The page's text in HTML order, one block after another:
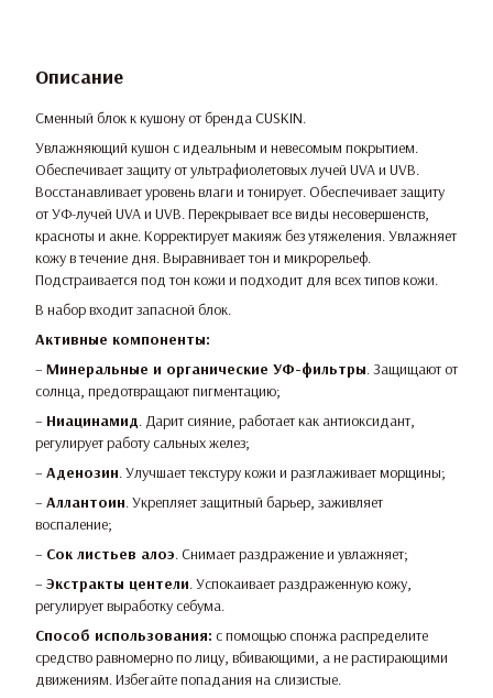
Описание
Сменный блок к кушону от бренда CUSKIN.
Увлажняющий кушон с идеальным и невесомым покрытием.
Обеспечивает защиту от ультрафиолетовых лучей UVA и UVB.
Восстанавливает уровень влаги и тонирует. Обеспечивает защиту
от УФ-лучей UVA и UVB. Перекрывает все виды несовершенств,
красноты и акне. Корректирует макияж без утяжеления. Увлажняет
кожу в течение дня. Выравнивает тон и микрорельеф.
Подстраивается под тон кожи и подходит для всех типов кожи.
В набор входит запасной блок.
Активные компоненты:
– Минеральные и органические УФ-фильтры. Защищают от
солнца, предотвращают пигментацию;
– Ниацинамид. Дарит сияние, работает как антиоксидант,
регулирует работу сальных желез;
– Аденозин. Улучшает текстуру кожи и разглаживает морщины;
– Аллантоин. Укрепляет защитный барьер, заживляет
воспаление;
– Сок листьев алоэ. Снимает раздражение и увлажняет;
– Экстракты центели. Успокаивает раздраженную кожу,
регулирует выработку себума.
Способ использования: с помощью спонжа распределите
средство равномерно по лицу, вбивающими, а не растирающими
движениям. Избегайте попадания на слизистые.